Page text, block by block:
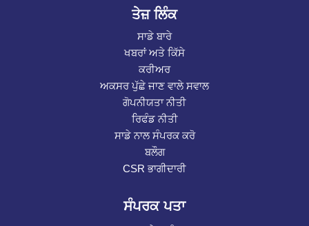
ਤੇਜ਼ ਲਿੰਕ
ਸਾਡੇ ਬਾਰੇ
ਖਬਰਾਂ ਅਤੇ ਕਿੱਸੇ
ਕਰੀਅਰ
ਅਕਸਰ ਪੁੱਛੇ ਜਾਣ ਵਾਲੇ ਸਵਾਲ
ਗੋਪਨੀਯਤਾ ਨੀਤੀ
ਰਿਫੰਡ ਨੀਤੀ
ਸਾਡੇ ਨਾਲ ਸੰਪਰਕ ਕਰੋ
ਬਲੌਗ
CSR ਭਾਗੀਦਾਰੀ
ਸੰਪਰਕ ਪਤਾ